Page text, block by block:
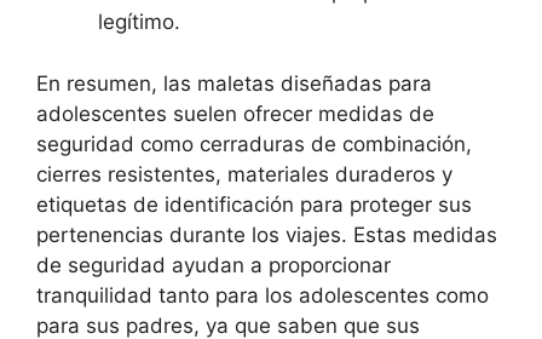
legítimo.
En resumen, las maletas diseñadas para
adolescentes suelen ofrecer medidas de
seguridad como cerraduras de combinación,
cierres resistentes, materiales duraderos y
etiquetas de identificación para proteger sus
pertenencias durante los viajes. Estas medidas
de seguridad ayudan a proporcionar
tranquilidad tanto para los adolescentes como
para sus padres, ya que saben que sus